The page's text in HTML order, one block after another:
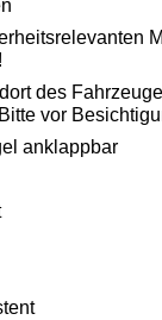
des
vor
anklappbar